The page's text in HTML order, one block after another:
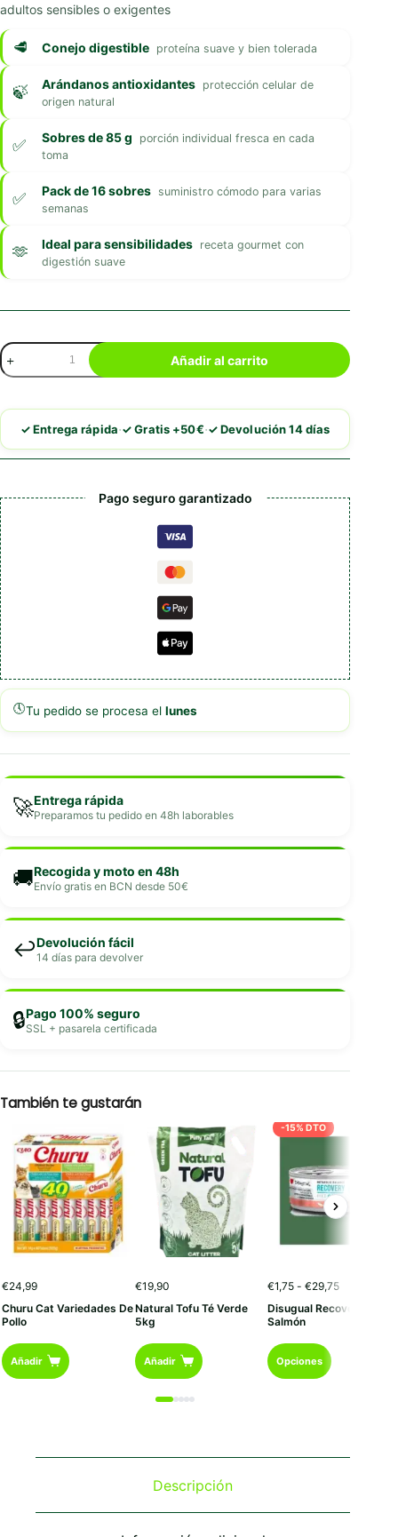
adultos sensibles o exigentes
Conejo digestible proteína suave y bien tolerada
Arándanos antioxidantes protección celular de
origen natural
Sobres de 85 g
porción individual fresca en cada
toma
Pack de 16 sobres suministro cómodo para varias
semanas
Ideal para sensibilidades receta gourmet con
digestión suave
Leonardo
Menú
Arándano
Rojo
cantidad
Añadir al carrito
✓ Entrega rápida·✓ Gratis +50€·✓ Devolución 14 días
Pago seguro garantizado
🕔Tu pedido se procesa el lunes
🚀Entrega rápida
Preparamos tu pedido en 48h laborables
🚚Recogida y moto en 48h
Envío gratis en BCN desde 50€
↩️Devolución fácil
14 días para devolver
🔒Pago 100% seguro
SSL + pasarela certificada
También te gustarán
€24,99
Churu Cat Variedades De
Pollo
Añadir
€19,90
Natural Tofu Té Verde
5kg
Añadir
-15% DTO
€1,75 - €29,75Rango
precios:
Disugual Recovery
Salmón
Opciones
Este
producto
opciones
elegir
Descripción